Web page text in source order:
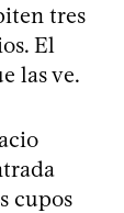
tres
El
las ve.
cupos